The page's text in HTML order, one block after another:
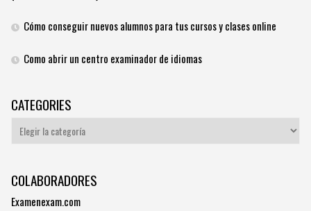
Cómo conseguir nuevos alumnos para tus cursos y clases online
Como abrir un centro examinador de idiomas
CATEGORIES
Categories
COLABORADORES
Examenexam.com